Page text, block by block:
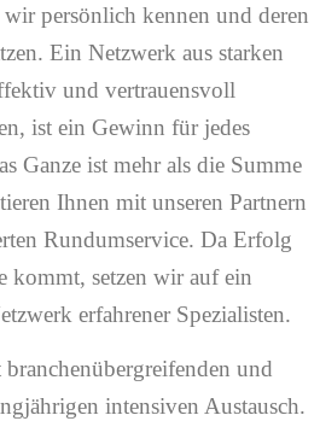
persönlich kennen und deren
Ein Netzwerk aus starken
und vertrauensvoll
ist ein Gewinn für jedes
Ganze ist mehr als die Summe
Ihnen mit unseren Partnern
Rundumservice. Da Erfolg
kommt, setzen wir auf ein
erfahrener Spezialisten.
und
intensiven Austausch.